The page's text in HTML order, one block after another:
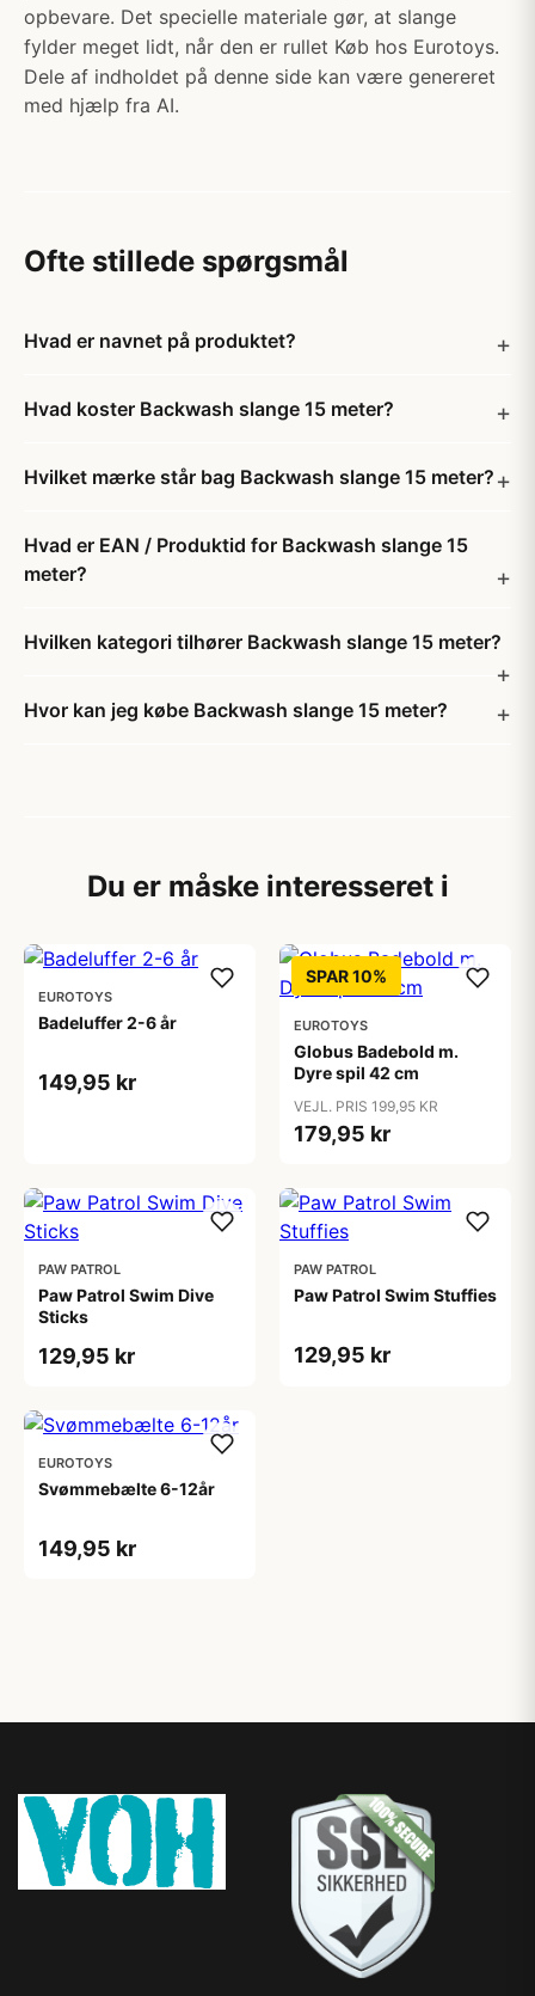
opbevare. Det specielle materiale gør, at slange
fylder meget lidt, når den er rullet Køb hos Eurotoys.
Dele af indholdet på denne side kan være genereret
med hjælp fra AI.
Ofte stillede spørgsmål
Hvad er navnet på produktet?
Hvad koster Backwash slange 15 meter?
Hvilket mærke står bag Backwash slange 15 meter?
Hvad er EAN / Produktid for Backwash slange 15
meter?
Hvilken kategori tilhører Backwash slange 15 meter?
Hvor kan jeg købe Backwash slange 15 meter?
Du er måske interesseret i
EUROTOYS
Badeluffer 2-6 år
149,95 kr
SPAR 10%
EUROTOYS
Globus Badebold m.
Dyre spil 42 cm
VEJL. PRIS 199,95 KR
179,95 kr
PAW PATROL
Paw Patrol Swim Dive
Sticks
129,95 kr
PAW PATROL
Paw Patrol Swim Stuffies
129,95 kr
EUROTOYS
Svømmebælte 6-12år
149,95 kr